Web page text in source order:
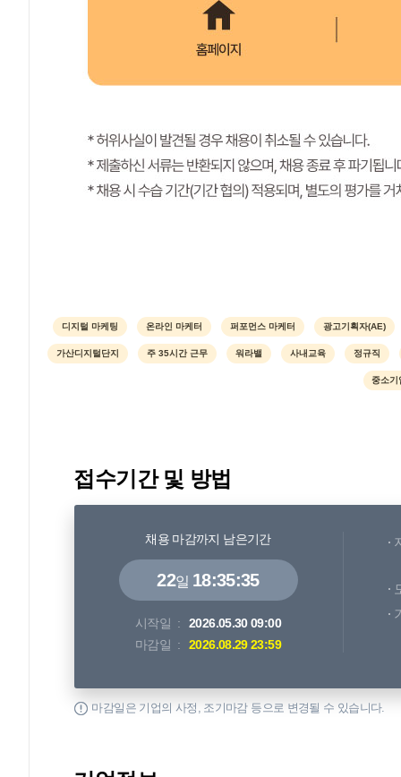
디지털 마케팅 온라인 마케터 퍼포먼스 마케터 광고기획자(AE)
가산디지털단지 주 35시간 근무 워라밸 사내교육 정규직
중소기
접수기간 및 방법
채용 마감까지 남은기간
22일 18:35:34
시작일
2026.05.30 09:00
마감일
2026.08.29 23:59
마감일은 기업의 사정, 조기마감 등으로 변경될 수 있습니다.